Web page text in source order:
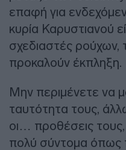
επαφή για
κυρία Καρυστιανού
σχεδιαστές
προκαλούν έκπληξη.
Μην περιμένετε να
ταυτότητα τους,
οι… προθέσεις
πολύ σύντομα όπως